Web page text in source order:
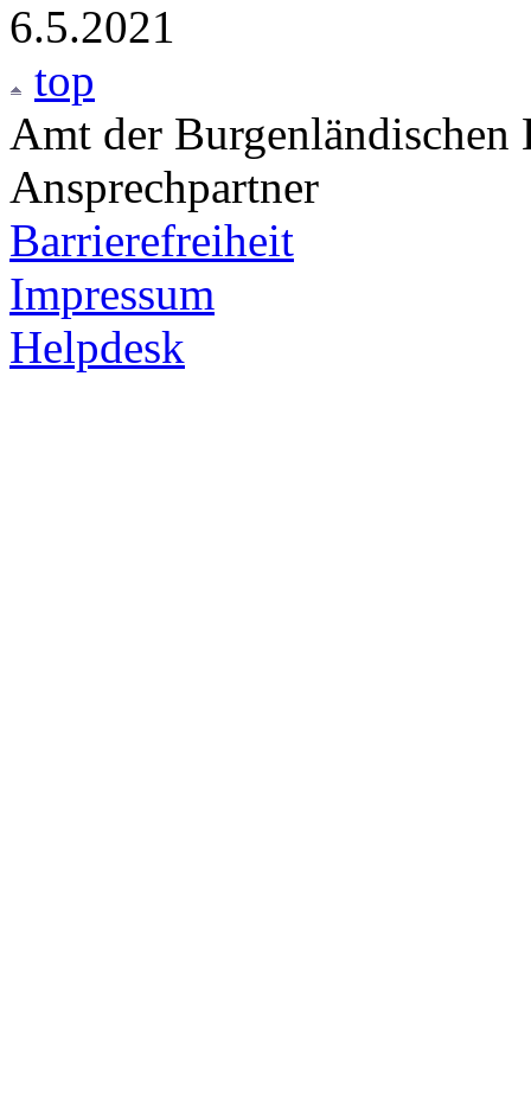
6.5.2021
top
Amt der
Ansprechpartner
Barrierefreiheit
Impressum
Helpdesk